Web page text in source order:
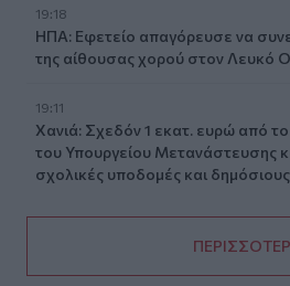
19:18
ΗΠΑ: Εφετείο απαγόρευσε να
της αίθουσας χορού στον Λευκό
19:11
Χανιά: Σχεδόν 1 εκατ. ευρώ από
του Υπουργείου Μετανάστευσης
σχολικές υποδομές και